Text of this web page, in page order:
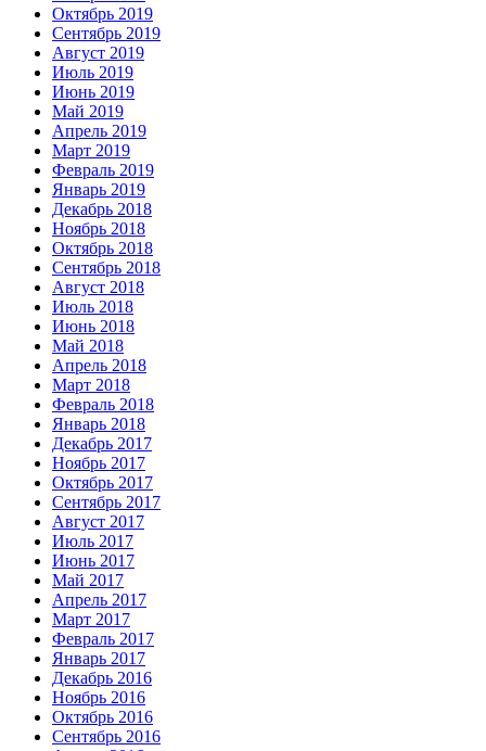
Октябрь 2019
Сентябрь 2019
Август 2019
Июль 2019
Июнь 2019
Май 2019
Апрель 2019
Март 2019
Февраль 2019
Январь 2019
Декабрь 2018
Ноябрь 2018
Октябрь 2018
Сентябрь 2018
Август 2018
Июль 2018
Июнь 2018
Май 2018
Апрель 2018
Март 2018
Февраль 2018
Январь 2018
Декабрь 2017
Ноябрь 2017
Октябрь 2017
Сентябрь 2017
Август 2017
Июль 2017
Июнь 2017
Май 2017
Апрель 2017
Март 2017
Февраль 2017
Январь 2017
Декабрь 2016
Ноябрь 2016
Октябрь 2016
Сентябрь 2016